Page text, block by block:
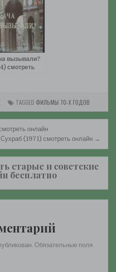
вызывали?
смотреть
TAGGED ФИЛЬМЫ 70-Х ГОДОВ
онлайн
(1971) смотреть онлайн →
старые и советские
бесплатно
Обязательные поля